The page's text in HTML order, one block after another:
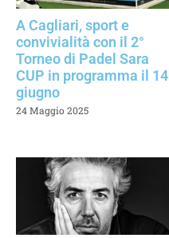
A Cagliari, sport e
convivialità con il 2°
Torneo di Padel Sara
CUP in programma il 14
giugno
24 Maggio 2025